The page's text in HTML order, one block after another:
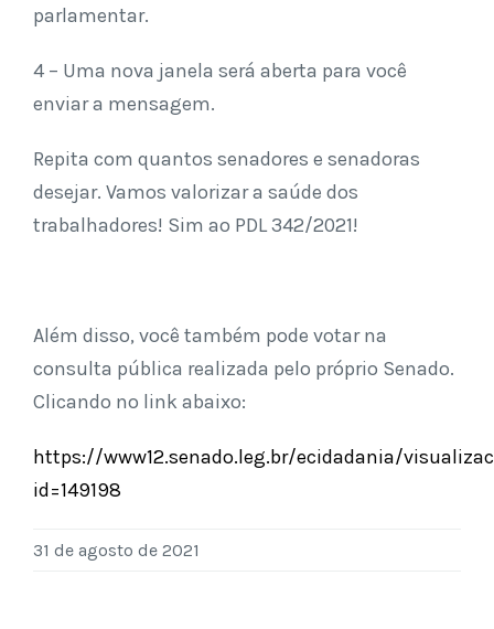
parlamentar.
4 – Uma nova janela será aberta para você
enviar a mensagem.
Repita com quantos senadores e senadoras
desejar. Vamos valorizar a saúde dos
trabalhadores! Sim ao PDL 342/2021!
Além disso, você também pode votar na
consulta pública realizada pelo próprio Senado.
Clicando no link abaixo:
https://www12.senado.leg.br/ecidadania/
id=149198
31 de agosto de 2021